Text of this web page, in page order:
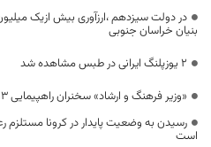
در دولت سیزدهم ،ارزآوری بیش ازیک
بنیان خراسان جنوبی
۲ یوزپلنگ ایرانی در طبس مشاهده شد
«وزیر فرهنگ و ارشاد» سخنران راهپیمایی 13 آبان در بیرجند
رسیدن به وضعیت پایدار در کرونا مستلزم
است